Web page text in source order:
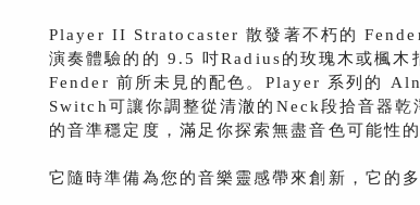
Player II Stratocaster 散發著不朽的
演奏體驗的的 9.5 吋Radius的玫瑰木或楓
Fender 前所未見的配色。Player 系列的
Switch可讓你調整從清澈的Neck段拾音器
的音準穩定度，滿足你探索無盡音色可能性的
它隨時準備為您的音樂靈感帶來創新，它的